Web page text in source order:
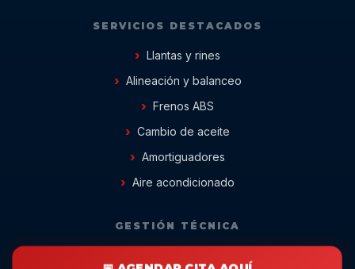
SERVICIOS DESTACADOS
Llantas y rines
Alineación y balanceo
Frenos ABS
Cambio de aceite
Amortiguadores
Aire acondicionado
GESTIÓN TÉCNICA